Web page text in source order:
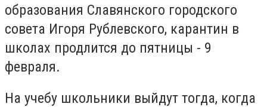
образования Славянского городского
совета Игоря Рублевского, карантин в
школах продлится до пятницы - 9
февраля.
На учебу школьники выйдут тогда, когда